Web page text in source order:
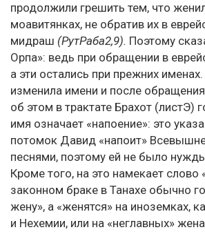
продолжили грешить тем, что
моавитянках, не обратив их в
мидраш (РутРаба2,9). Поэтому
Орпа»: ведь при обращении в
а эти остались при прежних
изменила имени и после обращения
об этом в трактате Брахот (листЭ)
имя означает «напоение»: это
потомок Давид «напоит»
песнями, поэтому ей не было
Кроме того, на это намекает слово
законном браке в Танахе обычно
жену», а «женятся» на иноземках,
и Нехемии, или на «неглавных»